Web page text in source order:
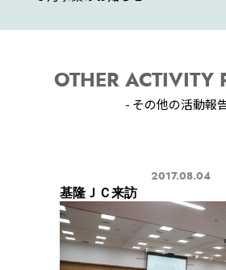
OTHER ACTIVITY
- その他の活動報
2017.08.04
基隆ＪＣ来訪